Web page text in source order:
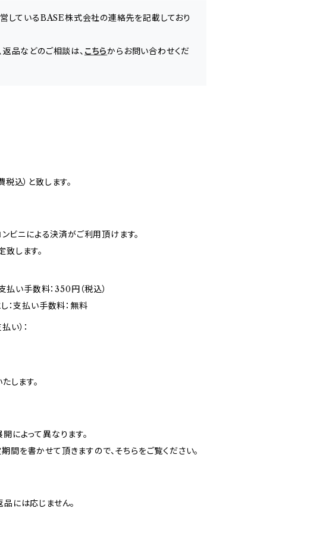
営しているBASE株式会社の連絡先を記載しており
品などのご相談は、 こちらからお問い合わせくだ
込）と致します。
ビニによる決済がご利用頂けます。
します。
払い手数料：350円（税込）
：支払い手数料：無料
）：
します。
によって異なります。
を書かせて頂きますので、そちらをご覧ください。
には応じません。